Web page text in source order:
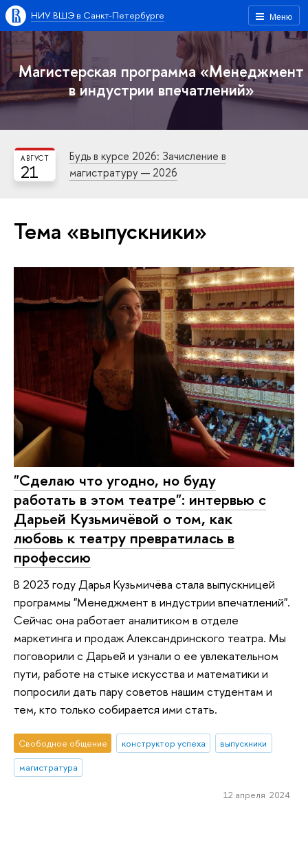
Меню
НИУ ВШЭ в Санкт-Петербурге
Магистерская программа «Менеджмент
в индустрии впечатлений»
21
АВГУСТ
Будь в курсе 2026: Зачисление в
магистратуру — 2026
Тема «выпускники»
"Сделаю что угодно, но буду
работать в этом театре": интервью с
Дарьей Кузьмичёвой о том, как
любовь к театру превратилась в
профессию
В 2023 году Дарья Кузьмичёва стала выпускницей
программы "Менеджмент в индустрии впечатлений".
Сейчас она работает аналитиком в отделе
маркетинга и продаж Александринского театра. Мы
поговорили с Дарьей и узнали о ее увлекательном
пути, работе на стыке искусства и математики и
попросили дать пару советов нашим студентам и
тем, кто только собирается ими стать.
Свободное общение конструктор успеха
выпускники
магистратура
12 апреля 2024